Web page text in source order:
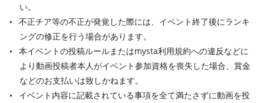
い。
不正チア等の不正が発覚した際には、イベント終了後にランキ
ングの修正を行う場合があります。
本イベントの投稿ルールまたはmysta利用規約への違反などに
より動画投稿者本人がイベント参加資格を喪失した場合、賞金
などのお支払いは致しかねます。
イベント内容に記載されている事項を全て満たさずに動画を投